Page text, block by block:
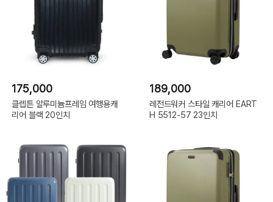
175,000
클렙튼 알루미늄프레임 여행용캐
리어 블랙 20인치
189,000
레전드워커 스타일 캐리어 EART
H 5512-57 23인치